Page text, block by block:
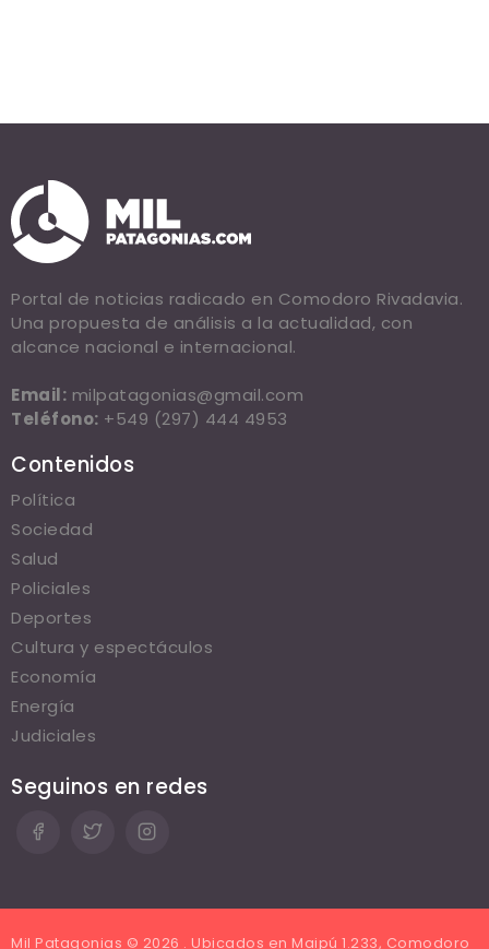
Portal de noticias radicado en Comodoro Rivadavia.
Una propuesta de análisis a la actualidad, con
alcance nacional e internacional.
Email: milpatagonias@gmail.com
Teléfono: +549 (297) 444 4953
Contenidos
Política
Sociedad
Salud
Policiales
Deportes
Cultura y espectáculos
Economía
Energía
Judiciales
Seguinos en redes
Mil Patagonias © 2026 . Ubicados en Maipú 1.233, Comodoro